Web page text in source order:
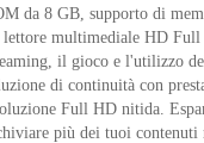
da 8 GB, supporto di
lettore multimediale HD
il gioco e l'utilizzo
di continuità con
Full HD nitida.
più dei tuoi